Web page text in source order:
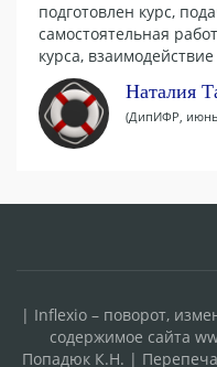
подготовлен курс,
самостоятельная
курса,
Наталия
(ДипИФР, июнь
| Inflexio – поворот,
содержимое сайта
Попадюк К.Н. |